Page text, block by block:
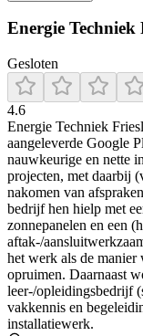
Energie Techniek
Gesloten
4.6
Energie Techniek
aangeleverde Google
nauwkeurige en nette
projecten, met daarbij
nakomen van
bedrijf hen hielp met
zonnepanelen en een
aftak-/
het werk als de manier
opruimen. Daarnaast
leer-/opleidingsbedrijf
vakkennis en
installatiewerk.